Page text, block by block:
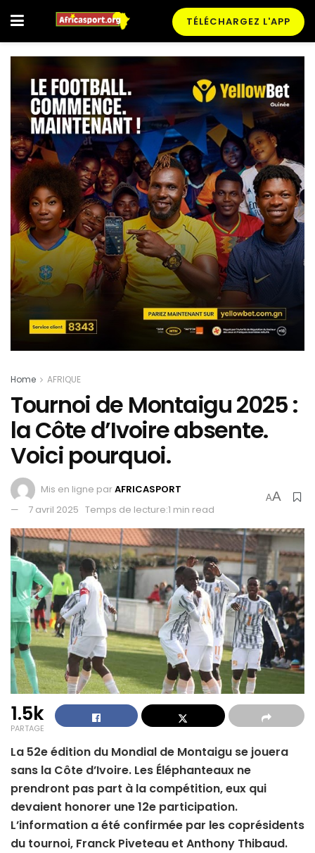
TÉLÉCHARGEZ L'APP
Home AFRIQUE
Tournoi de Montaigu 2025 :
la Côte d’Ivoire absente.
Voici pourquoi.
Mis en ligne parAFRICASPORT
7 avril 2025 Temps de lecture:1 min read
AA
1.5k
PARTAGE
La 52e édition du Mondial de Montaigu se jouera
sans la Côte d’Ivoire. Les Éléphanteaux ne
prendront pas part à la compétition, eux qui
devaient honorer une 12e participation.
L’information a été confirmée par les coprésidents
du tournoi, Franck Piveteau et Anthony Thibaud.